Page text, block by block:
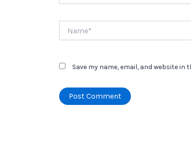
Save my name, email, and website